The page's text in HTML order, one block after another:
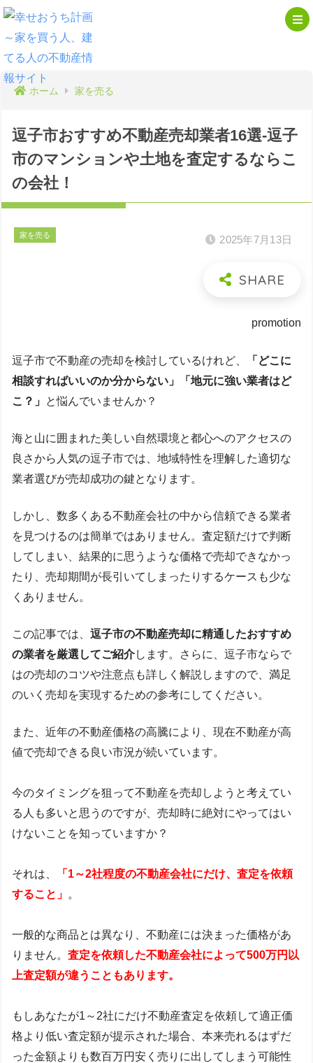
ホーム 家を売る
逗子市おすすめ不動産売却業者16選-逗子
市のマンションや土地を査定するならこ
の会社！
家を売る 2025年7月13日
promotion
逗子市で不動産の売却を検討しているけれど、
「どこに
相談すればいいのか分からない」「地元に強い業者はど
こ？」 と悩んでいませんか？
海と山に囲まれた美しい自然環境と都心へのアクセスの
良さから人気の逗子市では、地域特性を理解した適切な
業者選びが売却成功の鍵となります。
しかし、数多くある不動産会社の中から信頼できる業者
を見つけるのは簡単ではありません。査定額だけで判断
してしまい、結果的に思うような価格で売却できなかっ
たり、売却期間が長引いてしまったりするケースも少な
くありません。
この記事では、 逗子市の不動産売却に精通したおすすめ
の業者を厳選してご紹介します。さらに、逗子市ならで
はの売却のコツや注意点も詳しく解説しますので、満足
のいく売却を実現するための参考にしてください。
また、近年の不動産価格の高騰により、現在不動産が高
値で売却できる良い市況が続いています。
今のタイミングを狙って不動産を売却しようと考えてい
る人も多いと思うのですが、売却時に絶対にやってはい
けないことを知っていますか？
それは、
「1～2社程度の不動産会社にだけ、査定を依頼
すること」 。
一般的な商品とは異なり、不動産には決まった価格があ
りません。 査定を依頼した不動産会社によって500万円以
上査定額が違うこともあります。
もしあなたが1～2社にだけ不動産査定を依頼して適正価
格より低い査定額が提示された場合、本来売れるはずだ
った金額よりも数百万円安く売りに出してしまう可能性